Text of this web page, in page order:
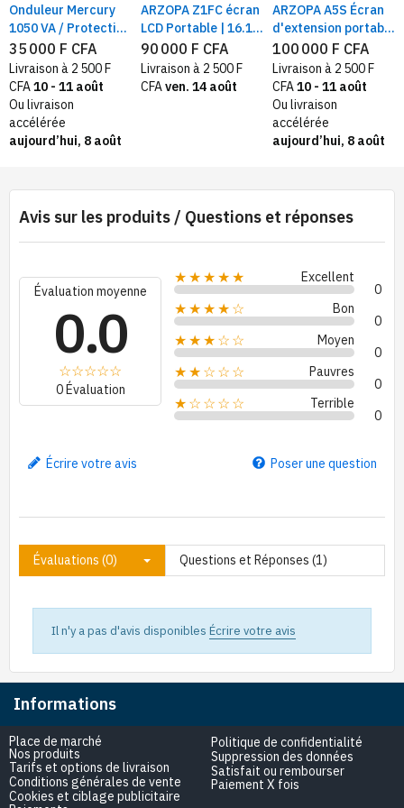
Onduleur Mercury
1050 VA / Protection
contre les courts-
circuits et les
surcharges,
Autonomie
(Théorique) 20min à
40min
35 000 F CFA
Livraison à 2 500 F
CFA10 - 11 août
Ou livraison
accélérée
aujourd’hui, 8 août
ARZOPA Z1FC écran
LCD Portable | 16.1",
Résolution
1920x1080P |
Extension d'écran
90 000 F CFA
Livraison à 2 500 F
CFAven. 14 août
ARZOPA A5S Écran
d'extension portable
13,3", Moniteur
gaming Incell, pour
Ordinateur portable,
smartphone et jeux.
100 000 F CFA
Livraison à 2 500 F
CFA10 - 11 août
Ou livraison
accélérée
aujourd’hui, 8 août
Avis sur les produits / Questions et réponses
Évaluation moyenne
0.0
0 Évaluation
★★★★★ Excellent
0
★★★★☆ Bon
0
★★★☆☆ Moyen
0
★★☆☆☆ Pauvres
0
★☆☆☆☆ Terrible
0
Écrire votre avis Poser une question
Évaluations (0) Questions et Réponses (1)
Il n'y a pas d'avis disponibles Écrire votre avis
Informations
Place de marché
Nos produits
Tarifs et options de livraison
Conditions générales de vente
Cookies et ciblage publicitaire
Politique de confidentialité
Suppression des données
Satisfait ou rembourser
Paiement X fois